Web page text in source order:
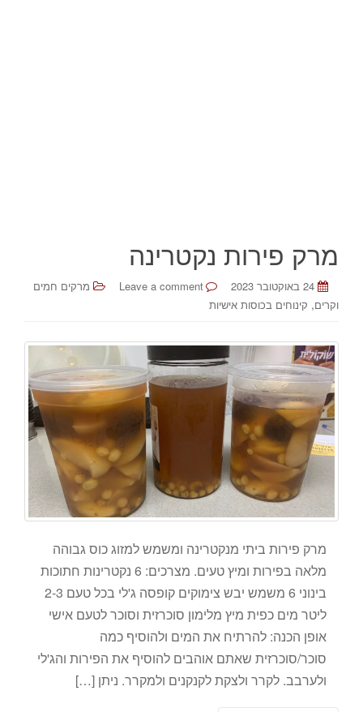
מרק פירות נקטרינה
24 באוקטובר 2023 Leave a comment
מרקים חמים
וקרים, קינוחים בכוסות אישיות
מרק פירות ביתי מנקטרינה ומשמש למזוג כוס גבוהה
מלאה בפירות ומיץ טעים. מצרכים: 6 נקטרינות חתוכות
בינוני 6 משמש יבש צימוקים קופסה ג'לי בכל טעם 2-3
ליטר מים כפית מיץ מלימון סוכרזית וסוכר לטעם אישי
אופן הכנה: להרתיח את המים ולהוסיף כמה
סוכר/סוכרזית שאתם אוהבים להוסיף את הפירות והג'לי
ולערבב. לקרר ולצקת לקנקנים ולמקרר. ניתן […]